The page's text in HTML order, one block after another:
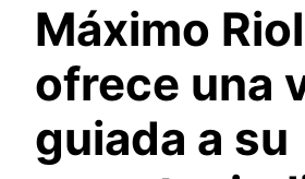
Máximo Riol
ofrece una
guiada a su